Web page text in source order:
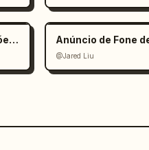
Póster de Seminário Informativo sobre Alterações Climáticas
@Jared Liu